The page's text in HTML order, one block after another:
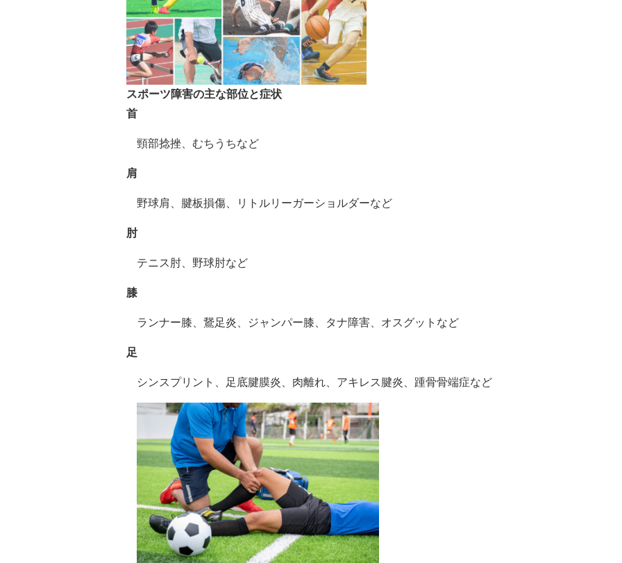
スポーツ障害の主な部位と症状
首
頸部捻挫、むちうちなど
肩
野球肩、腱板損傷、 リトルリーガーショルダーなど
肘
テニス肘、野球肘など
膝
ランナー膝、鵞足炎、ジャンパー膝、タナ障害、オスグットなど
足
シンスプリント、足底腱膜炎、肉離れ、アキレス腱炎、 踵骨骨端症など